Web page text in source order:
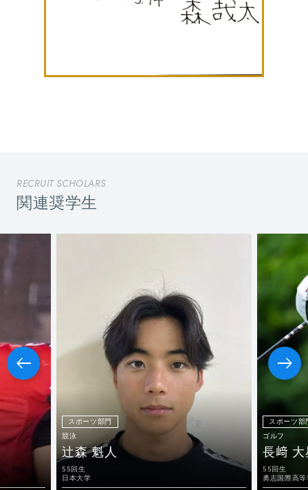
RECRUIT SCHOLARS
関連奨学生
スポーツ部門
競泳
辻森 魁人
55回生
日本大学
スポーツ部
ゴルフ
長﨑 大
55回生
勇志国際高